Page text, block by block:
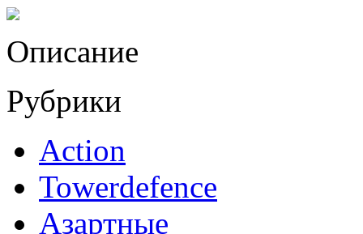
Описание
Рубрики
Action
Towerdefence
Азартные